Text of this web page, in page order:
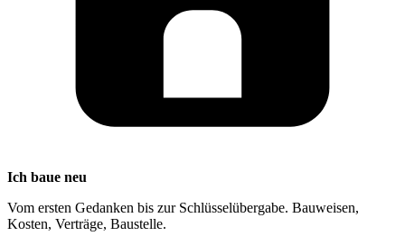
Ich baue neu
Vom ersten Gedanken bis zur Schlüsselübergabe. Bauweisen,
Kosten, Verträge, Baustelle.